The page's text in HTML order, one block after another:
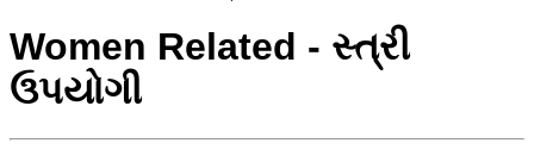
Women Related - સ્ત્રી
ઉપયોગી